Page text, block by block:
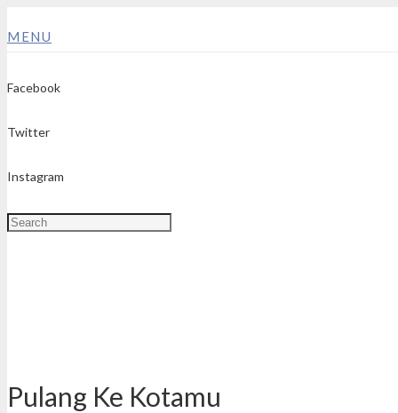
MENU
Facebook
Twitter
Instagram
Pulang Ke Kotamu